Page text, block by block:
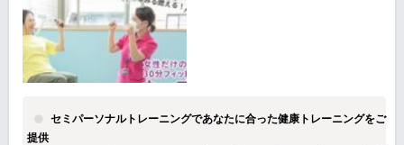
セミパーソナルトレーニングであなたに合った健康トレーニングをご
提供